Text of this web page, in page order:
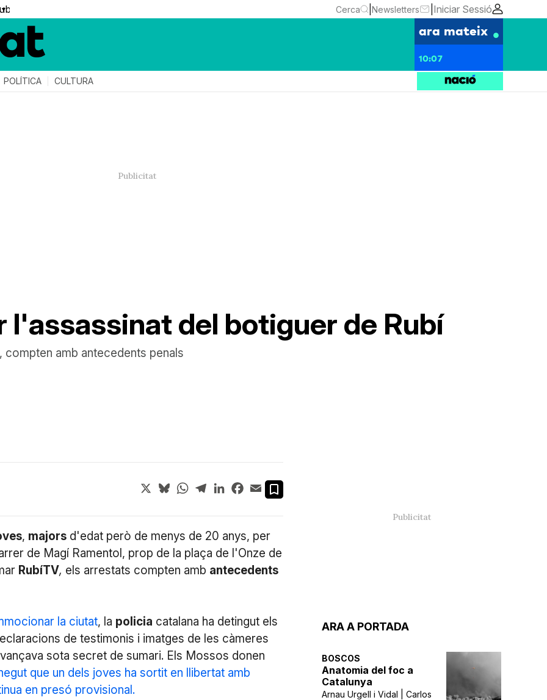
▼ Cerca Newsletters Iniciar Sessió
ara mateix
10:07
POLÍTICA CULTURA
l'assassinat del botiguer de Rubí
amb antecedents penals
ARA A PORTADA
BOSCOS
Anatomia del foc a
Catalunya
Arnau Urgell i Vidal | Carlos
X BlueskyWhatsApp
TelegramLinkedInFacebook
Email
, majors d'edat però de menys de 20 anys, per
de Magí Ramentol, prop de la plaça de l'Onze de
RubíTV, els arrestats compten amb antecedents
la ciutat, la policia catalana ha detingut els
de testimonis i imatges de les càmeres
sota secret de sumari. Els Mossos donen
que un dels joves ha sortit en llibertat amb
en presó provisional.